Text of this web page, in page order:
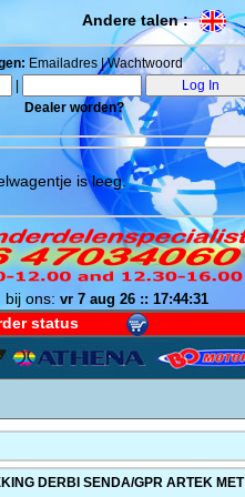
Andere talen :
Emailadres | Wachtwoord
Dealer worden?
is leeg.
bij ons: vr 7 aug 26 :: 17:44:32
status
DERBI SENDA/GPR ARTEK MET